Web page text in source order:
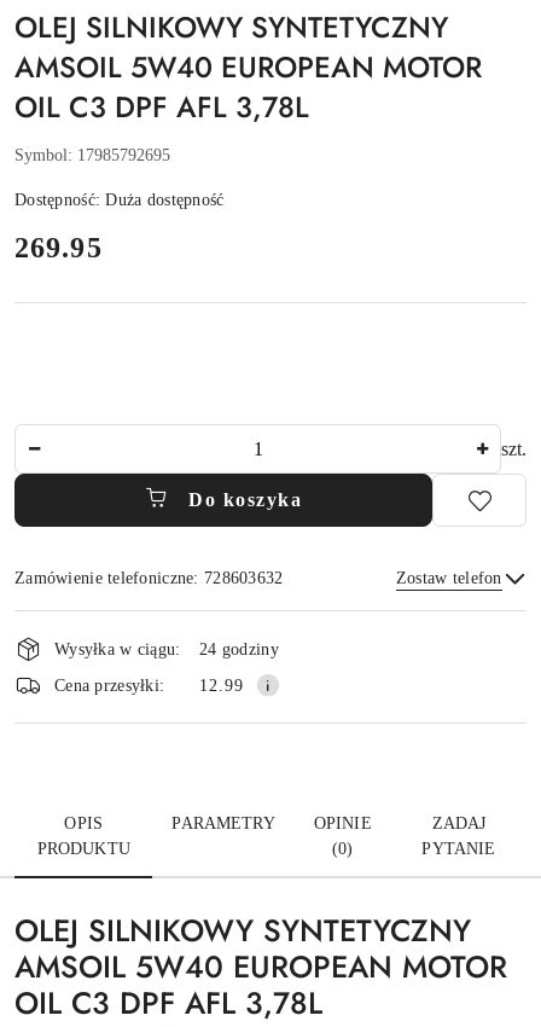
OLEJ SILNIKOWY SYNTETYCZNY
AMSOIL 5W40 EUROPEAN MOTOR
OIL C3 DPF AFL 3,78L
Symbol: 17985792695
Dostępność:Duża dostępność
cena:
269.95
szt.
Do koszyka
Zamówienie telefoniczne: 728603632 Zostaw telefon
Wyślij
Dostępność
i
dostawa
Wysyłka w ciągu:
24 godziny
Cena przesyłki:
12.99
OPIS
PRODUKTU
PARAMETRY
OPINIE
(0)
ZADAJ
PYTANIE
OLEJ SILNIKOWY SYNTETYCZNY
AMSOIL 5W40 EUROPEAN MOTOR
OIL C3 DPF AFL 3,78L